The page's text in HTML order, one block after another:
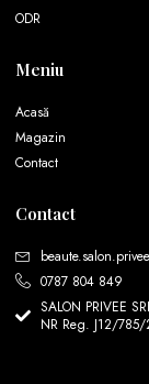
ODR
Meniu
Acasă
Magazin
Contact
Contact
0787 804 849
SALON PRIVEE
NR Reg. J12/785/